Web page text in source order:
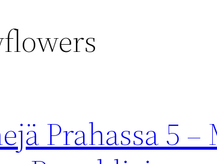
Prahassa 5